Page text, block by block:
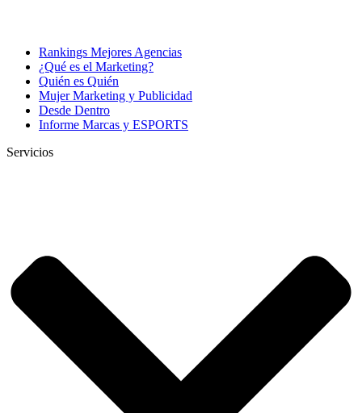
Rankings Mejores Agencias
¿Qué es el Marketing?
Quién es Quién
Mujer Marketing y Publicidad
Desde Dentro
Informe Marcas y ESPORTS
Servicios